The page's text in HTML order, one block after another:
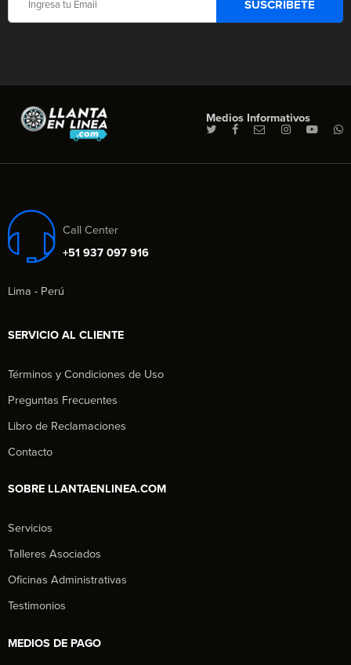
Medios Informativos
Call Center
+51 937 097 916
Lima - Perú
SERVICIO AL CLIENTE
Términos y Condiciones de Uso
Preguntas Frecuentes
Libro de Reclamaciones
Contacto
SOBRE LLANTAENLINEA.COM
Servicios
Talleres Asociados
Oficinas Administrativas
Testimonios
MEDIOS DE PAGO